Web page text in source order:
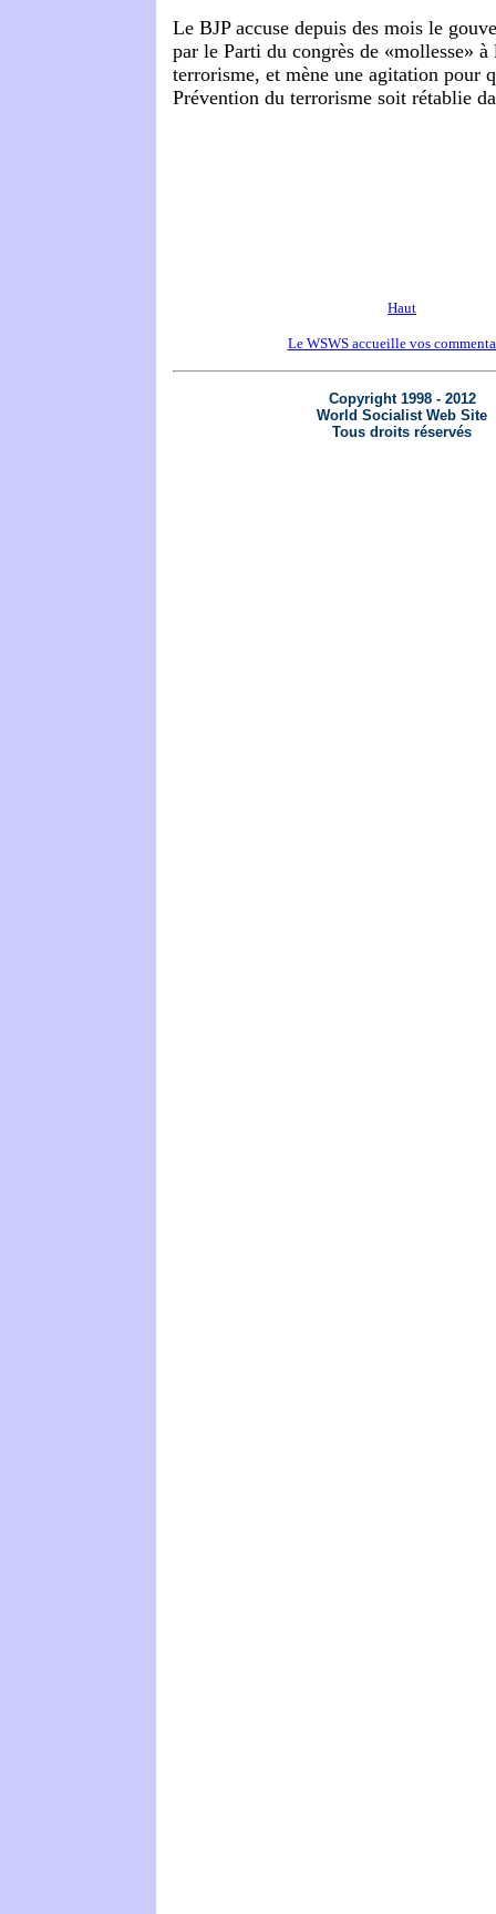
Le BJP accuse depuis des mois le
par le Parti du congrès de «mollesse» à
terrorisme, et mène une agitation pour
Prévention du terrorisme soit rétablie
Haut
Le WSWS accueille vos
Copyright 1998 - 2012
World Socialist Web Site
Tous droits réservés